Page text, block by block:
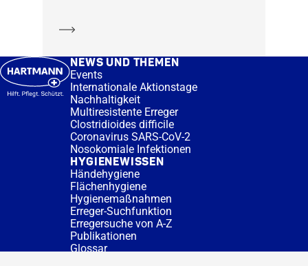
NEWS UND THEMEN
Events
Internationale Aktionstage
Nachhaltigkeit
Multiresistente Erreger
Clostridioides difficile
Coronavirus SARS-CoV-2
Nosokomiale Infektionen
HYGIENEWISSEN
Händehygiene
Flächenhygiene
Hygienemaßnahmen
Erreger-Suchfunktion
Erregersuche von A-Z
Publikationen
Glossar